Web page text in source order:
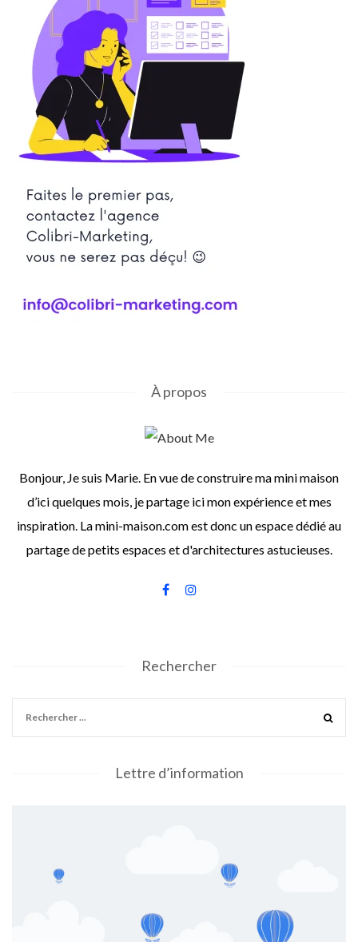
À propos
Bonjour, Je suis Marie. En vue de construire ma mini maison
d’ici quelques mois, je partage ici mon expérience et mes
inspiration. La mini-maison.com est donc un espace dédié au
partage de petits espaces et d'architectures astucieuses.
Rechercher
Lettre d’information